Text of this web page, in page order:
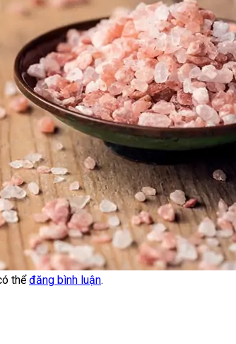
thểđăng bình luận.